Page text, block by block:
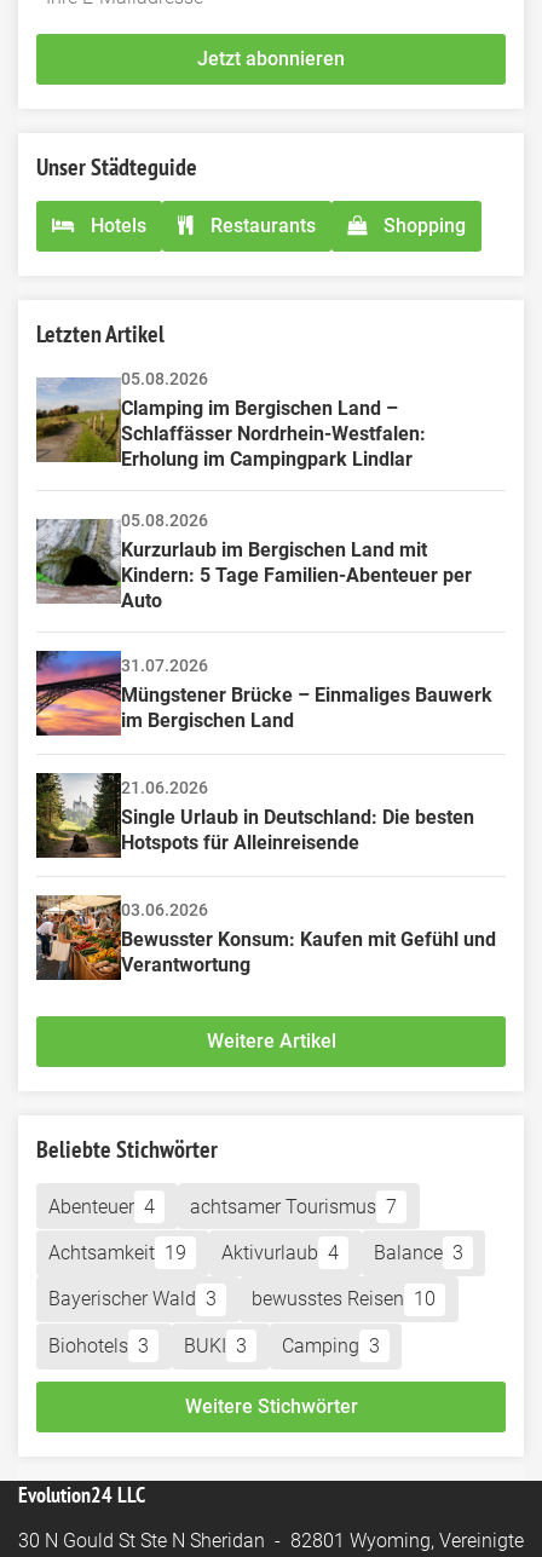
Jetzt abonnieren
Unser Städteguide
Hotels Restaurants Shopping
Letzten Artikel
05.08.2026
Clamping im Bergischen Land –
Schlaffässer Nordrhein-Westfalen:
Erholung im Campingpark Lindlar
05.08.2026
Kurzurlaub im Bergischen Land mit
Kindern: 5 Tage Familien-Abenteuer per
Auto
31.07.2026
Müngstener Brücke – Einmaliges Bauwerk
im Bergischen Land
21.06.2026
Single Urlaub in Deutschland: Die besten
Hotspots für Alleinreisende
03.06.2026
Bewusster Konsum: Kaufen mit Gefühl und
Verantwortung
Weitere Artikel
Beliebte Stichwörter
Abenteuer 4 achtsamer Tourismus 7
Achtsamkeit 19 Aktivurlaub 4 Balance 3
Bayerischer Wald 3 bewusstes Reisen 10
Biohotels 3 BUKI 3 Camping 3
Weitere Stichwörter
Evolution24 LLC
30 N Gould St Ste N Sheridan - 82801 Wyoming, Vereinigte